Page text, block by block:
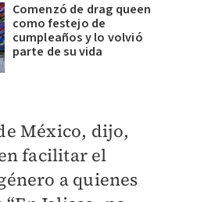
Comenzó de drag queen
como festejo de
cumpleaños y lo volvió
parte de su vida
México, dijo,
facilitar el
a quienes